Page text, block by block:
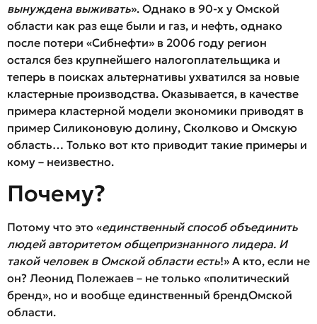
вынуждена выживать». Однако в 90-х у Омской
области как раз еще были и газ, и нефть, однако
после потери «Сибнефти» в 2006 году регион
остался без крупнейшего налогоплательщика и
теперь в поисках альтернативы ухватился за новые
кластерные производства. Оказывается, в качестве
примера кластерной модели экономики приводят в
пример Силиконовую долину, Сколково и Омскую
область… Только вот кто приводит такие примеры и
кому – неизвестно.
Почему?
Потому что это «единственный способ объединить
людей авторитетом общепризнанного лидера. И
такой человек в Омской области есть!» А кто, если не
он? Леонид Полежаев – не только «политический
бренд», но и вообще единственный брендОмской
области.